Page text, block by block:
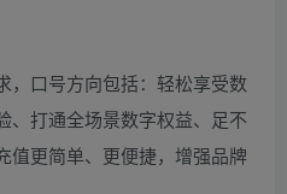
，口号方向包括：轻松享受数
、打通全场景数字权益、足不
值更简单、更便捷，增强品牌